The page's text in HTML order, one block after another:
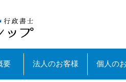
要 法人のお客様 個人の